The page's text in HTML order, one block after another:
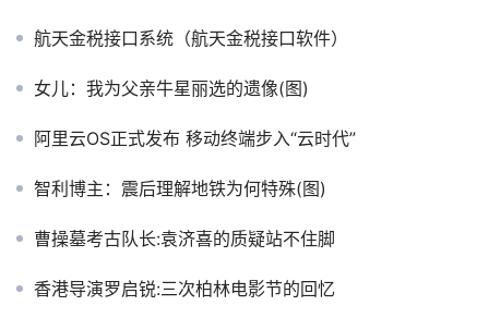
航天金税接口系统（航天金税接口软件）
女儿：我为父亲牛星丽选的遗像(图)
阿里云OS正式发布 移动终端步入“云时代”
智利博主：震后理解地铁为何特殊(图)
曹操墓考古队长:袁济喜的质疑站不住脚
香港导演罗启锐:三次柏林电影节的回忆